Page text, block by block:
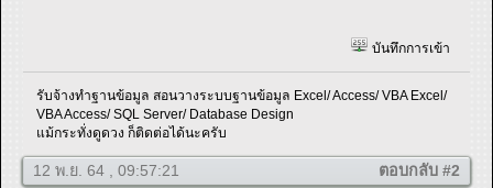
บันทึกการเข้า
รับจ้างทำฐานข้อมูล สอนวางระบบฐานข้อมูล Excel/ Access/ VBA Excel/
VBA Access/ SQL Server/ Database Design
แม้กระทั่งดูดวง ก็ติดต่อได้นะครับ
12 พ.ย. 64 , 09:57:21 ตอบกลับ #2